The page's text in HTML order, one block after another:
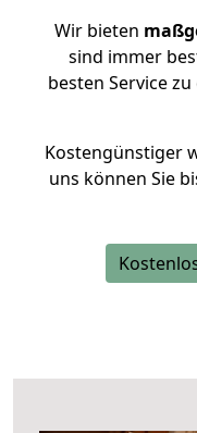
Wir bieten
sind immer
besten Service zu
Kostengünstiger
uns können Sie